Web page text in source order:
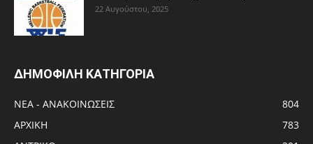
22 Αυγούστου, 2025
ΔΗΜΟΦΙΛΗ ΚΑΤΗΓΟΡΙΑ
ΝΕΑ - ΑΝΑΚΟΙΝΩΣΕΙΣ
804
ΑΡΧΙΚΗ
783